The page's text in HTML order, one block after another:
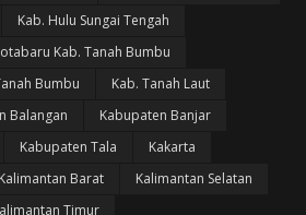
Kab. Hulu Sungai Tengah
Kab. Tanah Bumbu
Bumbu
Kab. Tanah Laut
Balangan
Kabupaten Banjar
Kabupaten Tala
Kakarta
Kalimantan Barat
Kalimantan Selatan
Timur